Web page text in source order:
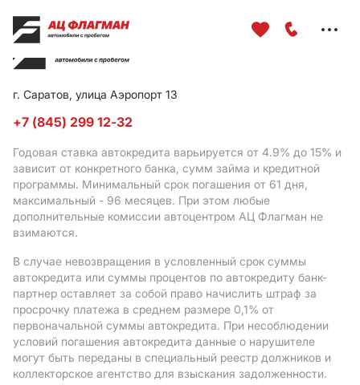
г. Саратов, улица Аэропорт 13
+7 (845) 299 12-32
Годовая ставка автокредита варьируется от 4.9% до 15% и
зависит от конкретного банка, сумм займа и кредитной
программы. Минимальный срок погашения от 61 дня,
максимальный - 96 месяцев. При этом любые
дополнительные комиссии автоцентром АЦ Флагман не
взимаются.
В случае невозвращения в условленный срок суммы
автокредита или суммы процентов по автокредиту банк-
партнер оставляет за собой право начислить штраф за
просрочку платежа в среднем размере 0,1% от
первоначальной суммы автокредита. При несоблюдении
условий погашения автокредита данные о нарушителе
могут быть переданы в специальный реестр должников и
коллекторское агентство для взыскания задолженности.